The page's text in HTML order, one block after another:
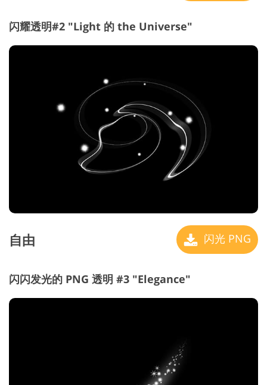
闪耀透明#2 "Light 的 the Universe"
自由 闪光 PNG
闪闪发光的 PNG 透明 #3 "Elegance"